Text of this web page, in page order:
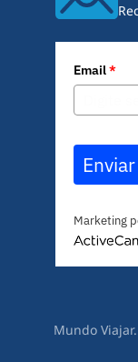
Email*
Enviar
Marketing
A
e
Mundo